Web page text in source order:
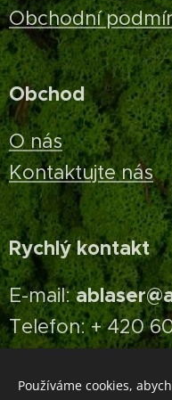
Obchodní
Obchod
O nás
Kontaktujte nás
Rychlý kontakt
E-mail:
Telefon: + 420
Používáme cookies,